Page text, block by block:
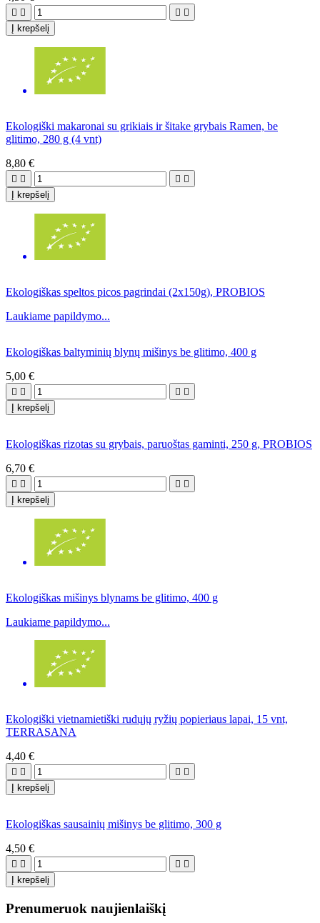
   
Į krepšelį
Ekologiški makaronai su grikiais ir šitake grybais Ramen, be
glitimo, 280 g (4 vnt)
8,80 €
   
Į krepšelį
Ekologiškas speltos picos pagrindai (2x150g), PROBIOS
Laukiame papildymo...
Ekologiškas baltyminių blynų mišinys be glitimo, 400 g
5,00 €
   
Į krepšelį
Ekologiškas rizotas su grybais, paruoštas gaminti, 250 g, PROBIOS
6,70 €
   
Į krepšelį
Ekologiškas mišinys blynams be glitimo, 400 g
Laukiame papildymo...
Ekologiški vietnamietiški rudųjų ryžių popieriaus lapai, 15 vnt,
TERRASANA
4,40 €
   
Į krepšelį
Ekologiškas sausainių mišinys be glitimo, 300 g
4,50 €
   
Į krepšelį
Prenumeruok naujienlaiškį